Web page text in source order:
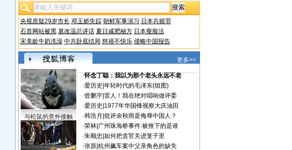
央视质疑29岁市长 邓玉娇失踪 朝鲜军事演习 日本兵赎罪
石首网站被黑 篡改温总讲话 夏日减肥秘方 日本瘦脸法
宋美龄牛奶洗澡 中共卧底结局 慈禧不快乐 侵略中国报告
更多>>
与松鼠的意外接触
·怀念丁聪：我以为那个老头永远不老
·爱历史 年轻时代的毛泽东(组图)
·曾鹏宇| 雷人！我在绝对唱响做评委
·爱历史 1977年华国锋视察大庆油田
·韩浩月 批评余秋雨是侮辱中国人？
·荣林| 广州珠海桥事件:被推下的是谁
·朱顺忠 如何把贪官关进笼子里
·张原| 杭州飙车案中父亲角色的缺失